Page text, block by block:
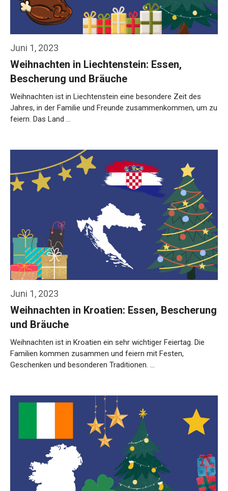
Juni 1, 2023
Weihnachten in Liechtenstein: Essen,
Bescherung und Bräuche
Weihnachten ist in Liechtenstein eine besondere Zeit des
Jahres, in der Familie und Freunde zusammenkommen, um zu
feiern. Das Land …
Juni 1, 2023
Weihnachten in Kroatien: Essen, Bescherung
und Bräuche
Weihnachten ist in Kroatien ein sehr wichtiger Feiertag. Die
Familien kommen zusammen und feiern mit Festen,
Geschenken und besonderen Traditionen. …